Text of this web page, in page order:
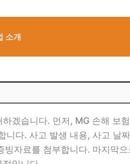
소개
겠습니다. 먼저, MG 손해 보
다. 사고 발생 내용, 사고 날
자료를 첨부합니다. 마지막